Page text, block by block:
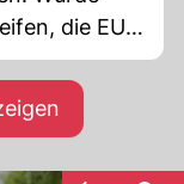
die EU
USA hinter
für